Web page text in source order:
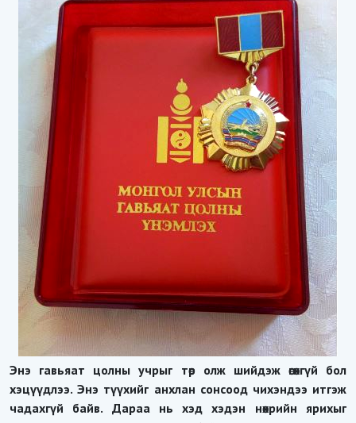
Энэ гавьяат цолны учрыг төр олж шийдэж өгөхгүй бол
хэцүүдлээ. Энэ түүхийг анхлан сонсоод чихэндээ итгэж
чадахгүй байв. Дараа нь хэд хэдэн нөхрийн ярихыг